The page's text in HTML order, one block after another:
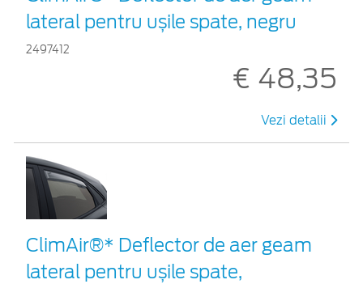
lateral pentru ușile spate, negru
2497412
€ 48,35
Vezi detalii
ClimAir®* Deflector de aer geam
lateral pentru ușile spate,